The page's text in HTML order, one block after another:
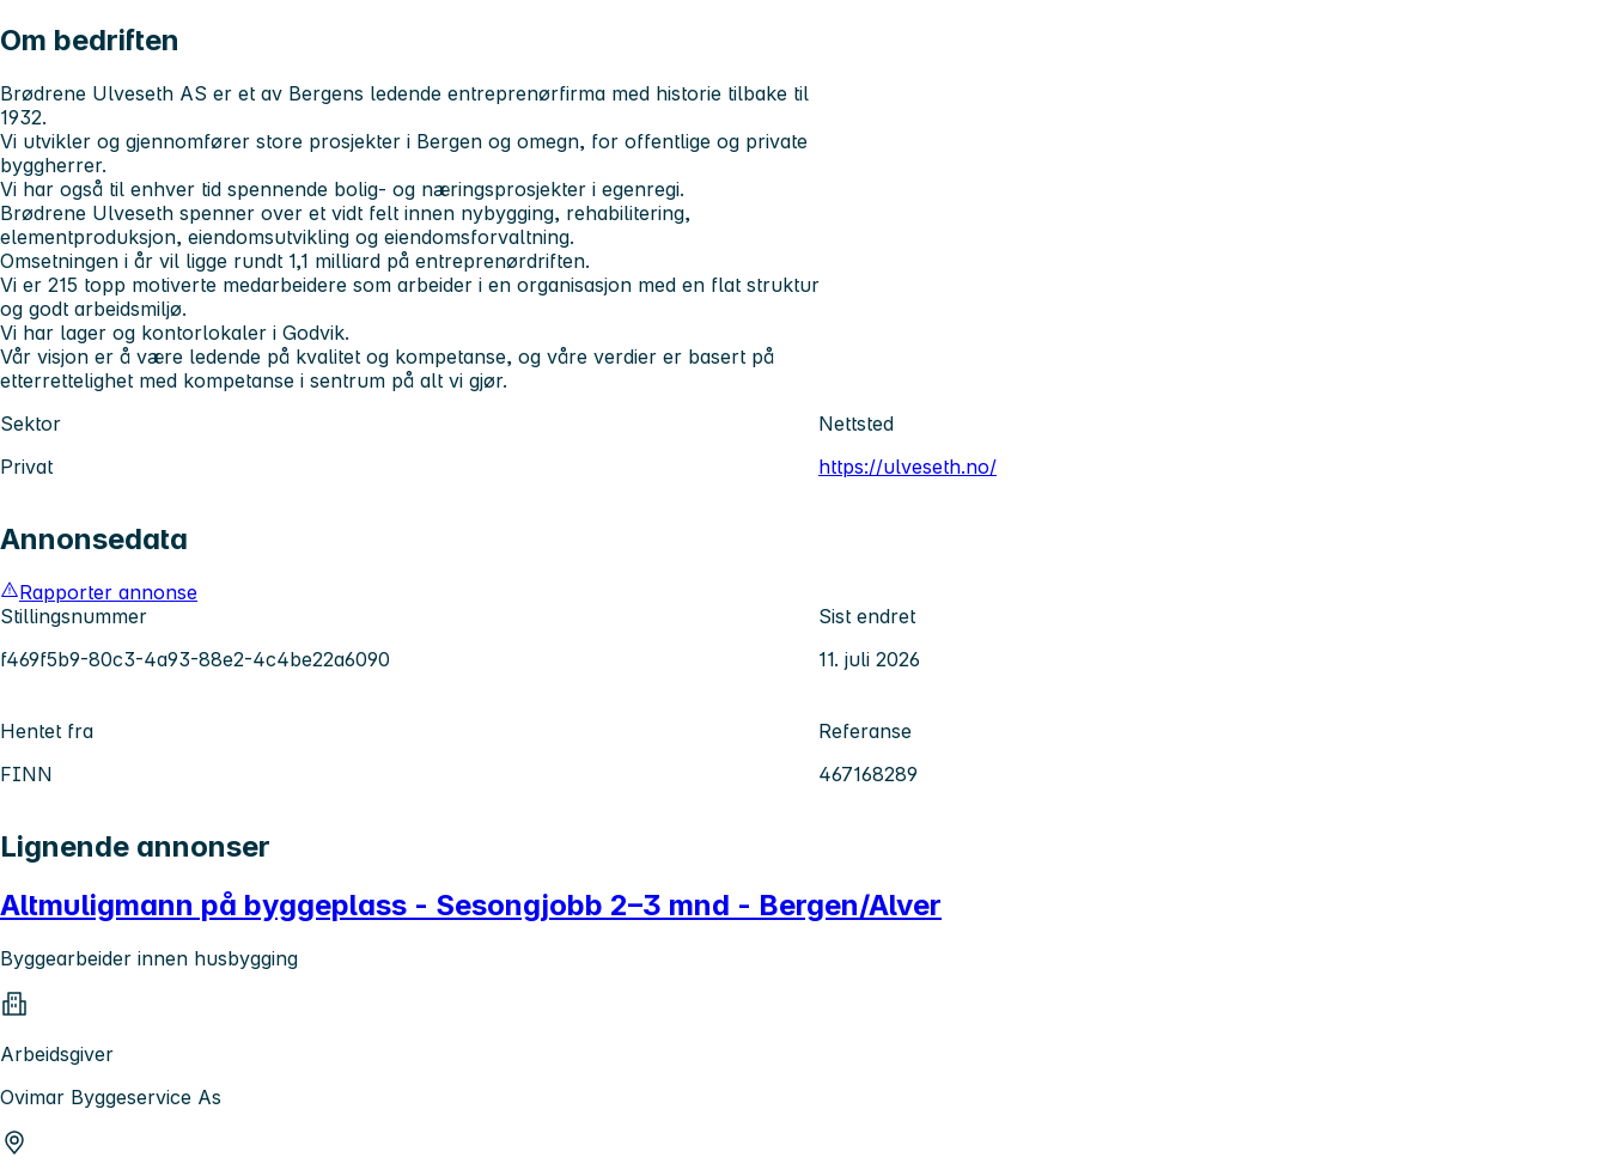
Om bedriften
Brødrene Ulveseth AS er et av Bergens ledende entreprenørfirma med historie tilbake til
1932.
Vi utvikler og gjennomfører store prosjekter i Bergen og omegn, for offentlige og private
byggherrer.
Vi har også til enhver tid spennende bolig- og næringsprosjekter i egenregi.
Brødrene Ulveseth spenner over et vidt felt innen nybygging, rehabilitering,
elementproduksjon, eiendomsutvikling og eiendomsforvaltning.
Omsetningen i år vil ligge rundt 1,1 milliard på entreprenørdriften.
Vi er 215 topp motiverte medarbeidere som arbeider i en organisasjon med en flat struktur
og godt arbeidsmiljø.
Vi har lager og kontorlokaler i Godvik.
Vår visjon er å være ledende på kvalitet og kompetanse, og våre verdier er basert på
etterrettelighet med kompetanse i sentrum på alt vi gjør.
Sektor
Privat
Nettsted
https://ulveseth.no/
Annonsedata
Rapporter annonse
Stillingsnummer
f469f5b9-80c3-4a93-88e2-4c4be22a6090
Sist endret
11. juli 2026
Hentet fra
FINN
Referanse
467168289
Lignende annonser
Altmuligmann på byggeplass - Sesongjobb 2–3 mnd - Bergen/Alver
Byggearbeider innen husbygging
Arbeidsgiver
Ovimar Byggeservice As